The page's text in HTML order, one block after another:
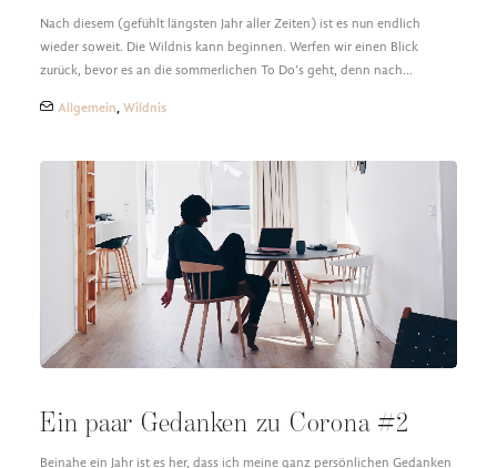
Nach diesem (gefühlt längsten Jahr aller Zeiten) ist es nun endlich
wieder soweit. Die Wildnis kann beginnen. Werfen wir einen Blick
zurück, bevor es an die sommerlichen To Do’s geht, denn nach…
Allgemein, Wildnis
Ein paar Gedanken zu Corona #2
Beinahe ein Jahr ist es her, dass ich meine ganz persönlichen Gedanken